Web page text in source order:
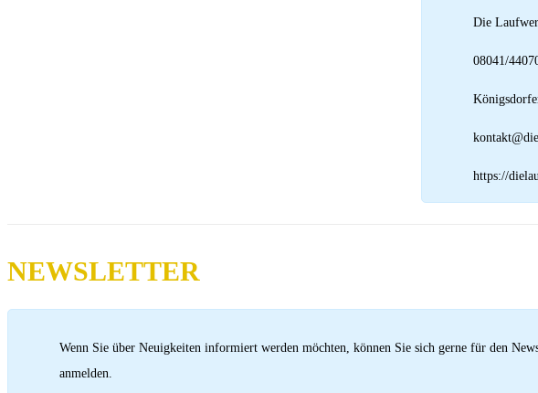
Die
08041/
https://
NEWSLETTER
Wenn Sie über Neuigkeiten informiert werden möchten, können Sie sich gerne für den
anmelden.